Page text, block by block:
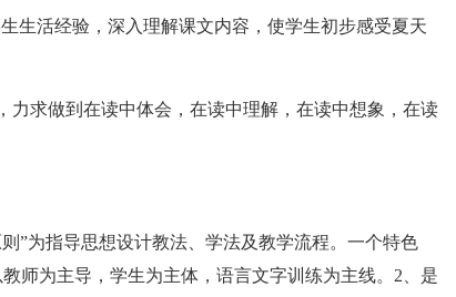
生活经验，深入理解课文内容，使学生初步感受夏天
力求做到在读中体会，在读中理解，在读中想象，在读
”为指导思想设计教法、学法及教学流程。一个特色
师为主导，学生为主体，语言文字训练为主线。2、是